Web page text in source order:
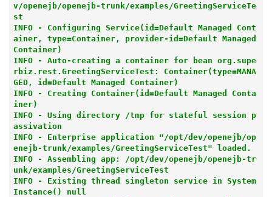
v/openejb/openejb-trunk/examples/GreetingServiceTe
st
INFO - Configuring Service(id=Default Managed Cont
ainer, type=Container, provider-id=Default Managed
Container)
INFO - Auto-creating a container for bean org.supe
rbiz.rest.GreetingServiceTest: Container(type=MANA
GED, id=Default Managed Container)
INFO - Creating Container(id=Default Managed Conta
iner)
INFO - Using directory /tmp for stateful session p
assivation
INFO - Enterprise application "/opt/dev/openejb/op
enejb-trunk/examples/GreetingServiceTest" loaded.
INFO - Assembling app: /opt/dev/openejb/openejb-tr
unk/examples/GreetingServiceTest
INFO - Existing thread singleton service in System
Instance() null